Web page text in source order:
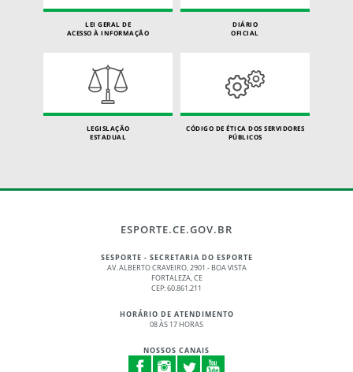
LEI GERAL DE
ACESSO À INFORMAÇÃO
DIÁRIO
OFICIAL
LEGISLAÇÃO
ESTADUAL
CÓDIGO DE ÉTICA DOS SERVIDORES
PÚBLICOS
ESPORTE.CE.GOV.BR
SESPORTE - SECRETARIA DO ESPORTE
AV. ALBERTO CRAVEIRO, 2901 - BOA VISTA
FORTALEZA, CE
CEP: 60.861.211
HORÁRIO DE ATENDIMENTO
08 ÀS 17 HORAS
NOSSOS CANAIS